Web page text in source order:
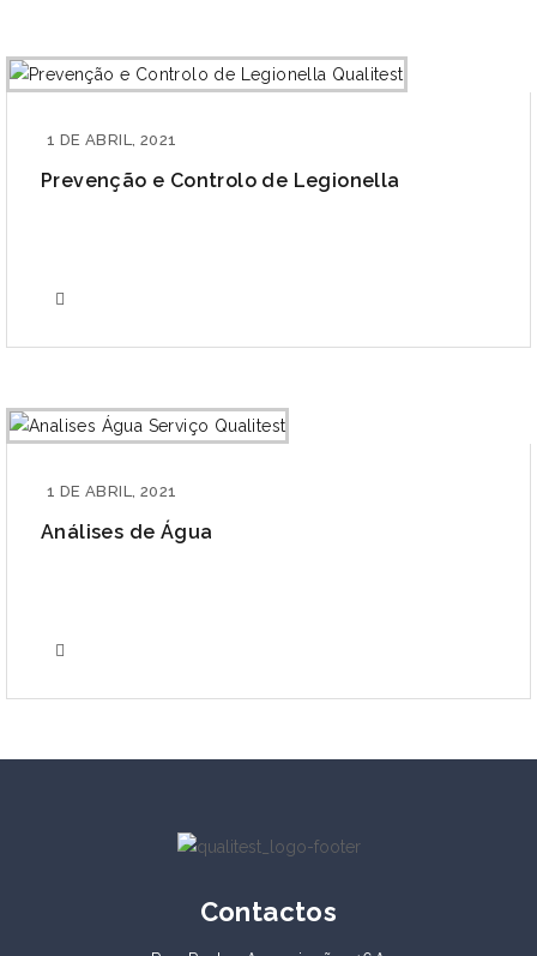
1 DE ABRIL, 2021
Prevenção e Controlo de Legionella
1 DE ABRIL, 2021
Análises de Água
Contactos